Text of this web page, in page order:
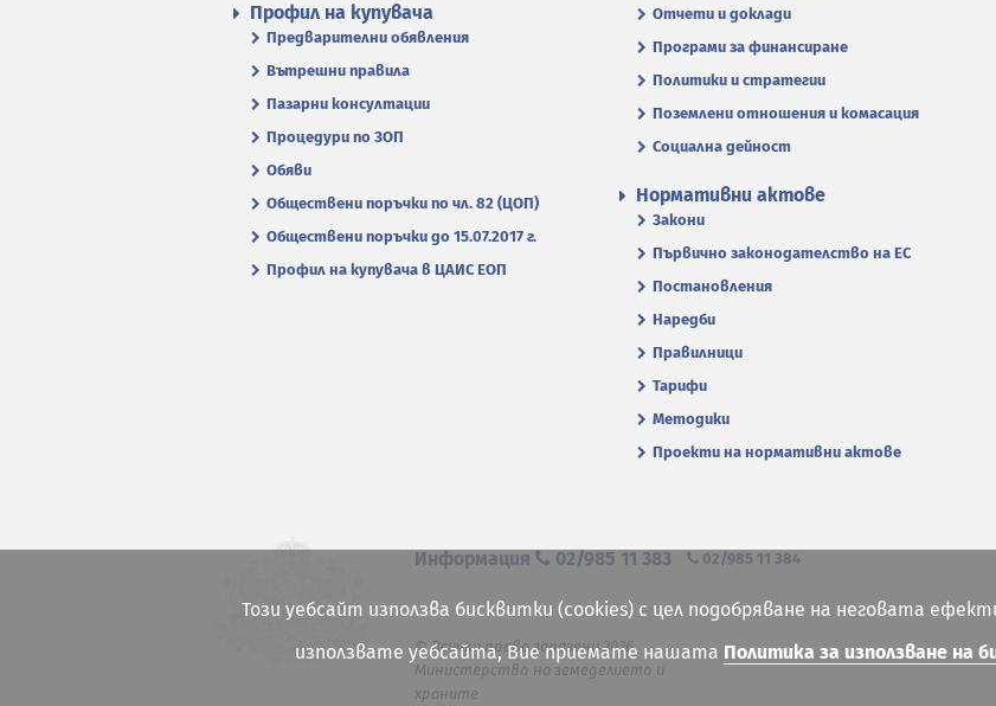
Отчети и доклади
Програми за финансиране
Политики и стратегии
Поземлени отношения и комасация
Социална дейност
Профил на купувача
Предварителни обявления
Вътрешни правила
Пазарни консултации
Процедури по ЗОП
Обяви
Обществени поръчки по чл. 82 (ЦОП)
Обществени поръчки до 15.07.2017 г.
Профил на купувача в ЦАИС ЕОП
Нормативни актове
Закони
Първично законодателство на ЕС
Постановления
Наредби
Правилници
Тарифи
Методики
Проекти на нормативни актове
Информация 02/985 11 383 02/985 11 384
© Всички права запазени 2026
Министерство на земеделието и
храните
Този уебсайт използва бисквитки (cookies) с цел подобряване на неговата
използвате уебсайта, Вие приемате нашата Политика за използване на